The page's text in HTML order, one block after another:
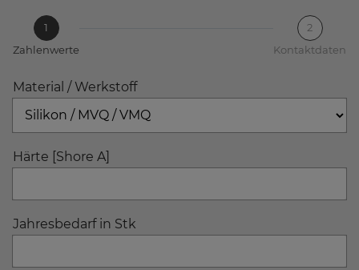
1
Zahlenwerte
2
Kontaktdaten
Material / Werkstoff
Härte [Shore A]
Jahresbedarf in Stk